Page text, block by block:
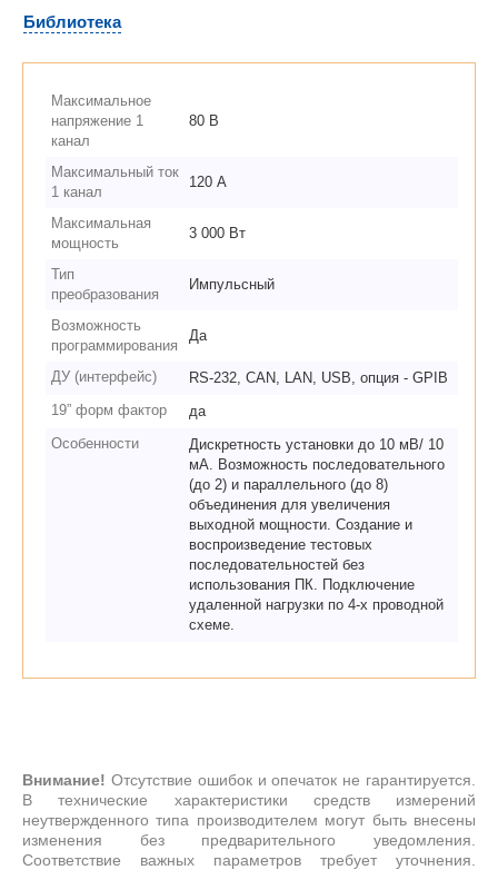
Библиотека
Максимальное
напряжение 1
канал
80 В
Максимальный ток
1 канал
120 А
Максимальная
мощность
3 000 Вт
Тип
преобразования
Импульсный
Возможность
программирования
Да
ДУ (интерфейс)
RS-232, CAN, LAN, USB, опция - GPIB
19” форм фактор
да
Особенности
Дискретность установки до 10 мВ/ 10
мА. Возможность последовательного
(до 2) и параллельного (до 8)
объединения для увеличения
выходной мощности. Создание и
воспроизведение тестовых
последовательностей без
использования ПК. Подключение
удаленной нагрузки по 4-х проводной
схеме.
Внимание! Отсутствие ошибок и опечаток не гарантируется.
В технические характеристики средств измерений
неутвержденного типа производителем могут быть внесены
изменения без предварительного уведомления.
Соответствие важных параметров требует уточнения.